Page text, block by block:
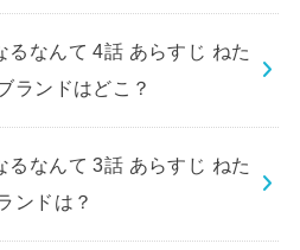
るなんて 4話 あらすじ ねた
ランドはどこ？
るなんて 3話 あらすじ ねた
ンドは？